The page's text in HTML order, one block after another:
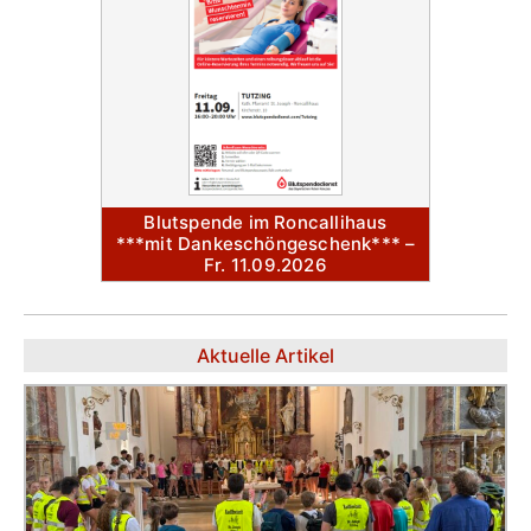
Blutspende im Roncallihaus
***mit Dankeschöngeschenk*** –
Fr. 11.09.2026
Aktuelle Artikel